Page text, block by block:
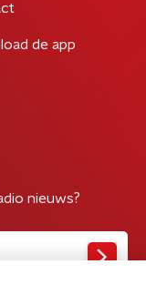
de app
nieuws?